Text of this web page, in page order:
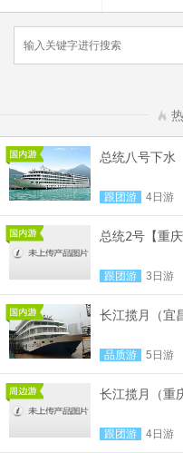
总统八号下水
跟团游 4日游
总统2号【重
跟团游 3日游
长江揽月（宜
品质游 5日游
长江揽月（重
跟团游 4日游